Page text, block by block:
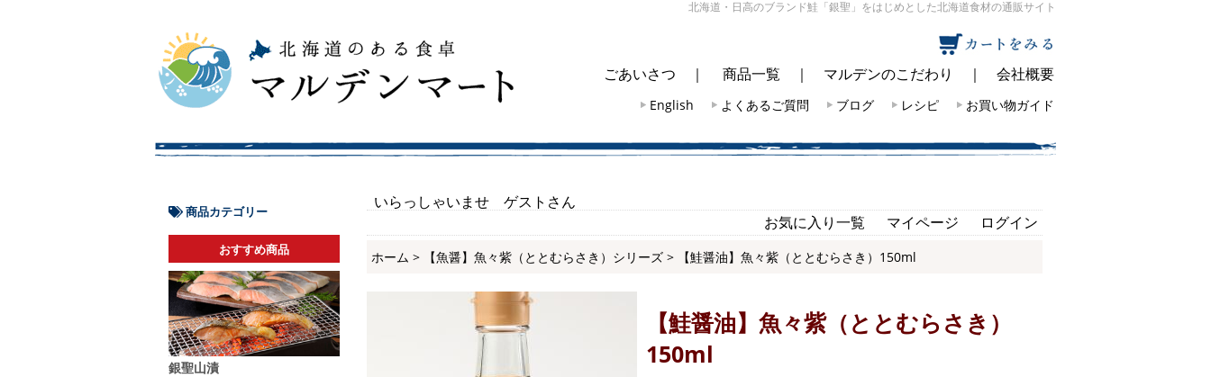
北海道・日高のブランド鮭「銀聖」をはじめとした北海道食材の通販サイト
ごあいさつ ｜ 商品一覧 ｜ マルデンのこだわり ｜ 会社概要
English よくあるご質問 ブログ レシピ お買い物ガイド
商品カテゴリー
おすすめ商品
銀聖山漬
いらっしゃいませ ゲストさん
お気に入り一覧
マイページ ログイン
ホーム > 【魚醤】魚々紫（ととむらさき）シリーズ > 【鮭醤油】魚々紫（ととむらさき）150ml
【鮭醤油】魚々紫（ととむらさき）
150ml